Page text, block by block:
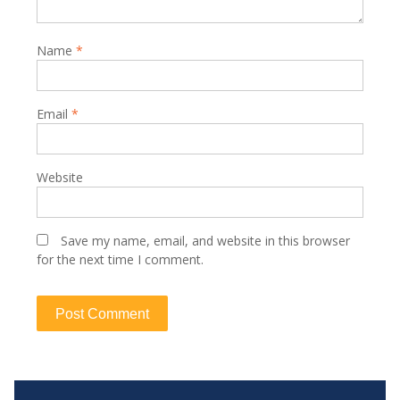
Name *
Email *
Website
Save my name, email, and website in this browser
for the next time I comment.